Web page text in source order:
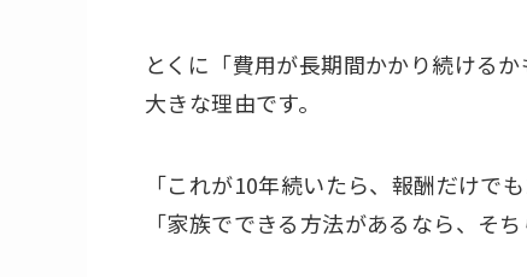
とくに「費用が長期間かかり続ける
大きな理由です。
「これが10年続いたら、報酬だけで
「家族でできる方法があるなら、そち